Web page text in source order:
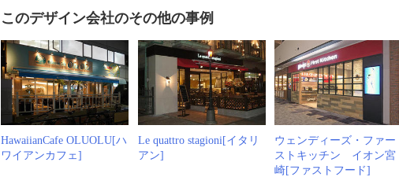
このデザイン会社のその他の事例
HawaiianCafe OLUOLU[ハ
ワイアンカフェ]
Le quattro stagioni[イタリ
アン]
ウェンディーズ・ファー
ストキッチン イオン宮
崎[ファストフード]